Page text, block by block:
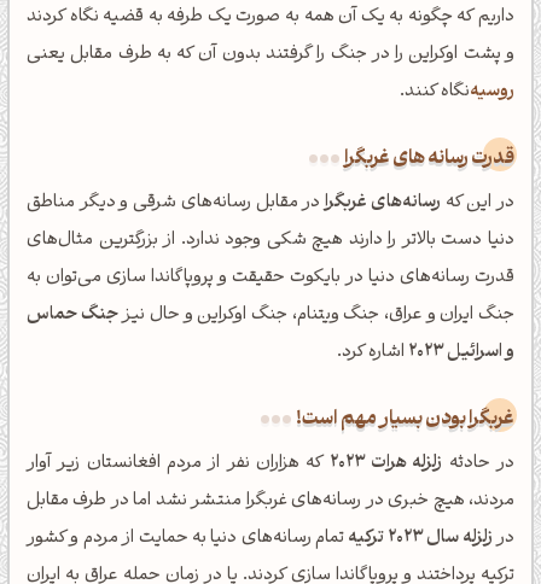
داریم که چگونه به یک آن همه به صورت یک طرفه به قضیه نگاه کردند
و پشت اوکراین را در جنگ را گرفتند بدون آن که به طرف مقابل یعنی
روسیهنگاه کنند.
قدرت رسانه های غربگرا
در این که رسانه‌های غربگرادر مقابل رسانه‌های شرقی و دیگر مناطق
دنیا دست بالاتر را دارند هیچ شکی وجود ندارد. از بزرگترین مثال‌های
قدرت رسانه‌های دنیا در بایکوت حقیقت و پروپاگاندا سازی می‌توان به
جنگ ایران و عراق، جنگ ویتنام، جنگ اوکراین و حال نیزجنگ حماس
و اسرائیل 2023
اشاره کرد.
غربگرا بودن بسیار مهم است!
در حادثه زلزله هرات 2023
که هزاران نفر از مردم افغانستان زیر آوار
مردند، هیچ خبری در رسانه‌های غربگرا منتشر نشد اما در طرف مقابل
درزلزله سال 2023 ترکیه
تمام رسانه‌های دنیا به حمایت از مردم و کشور
ترکیه پرداختند و پروپاگاندا سازی کردند. یا در زمان حمله عراق به ایران